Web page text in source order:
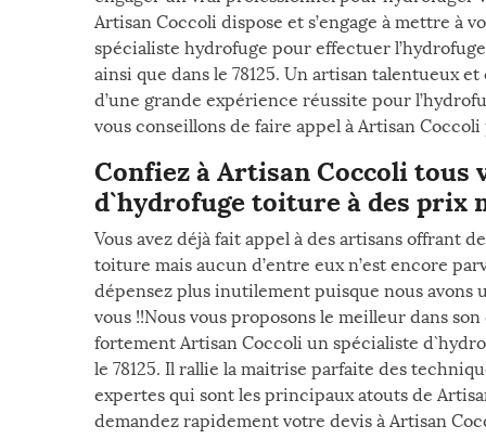
Artisan Coccoli dispose et s’engage à mettre à
spécialiste hydrofuge pour effectuer
ainsi que dans le 78125. Un artisan talentueux
d’une grande expérience réussite pour
vous conseillons de faire appel à Artisan
Confiez à Artisan Coccoli tous
d`hydrofuge toiture à des prix
Vous avez déjà fait appel à des artisans offrant
toiture mais aucun d’entre eux n’est encore
dépensez plus inutilement puisque nous avons
vous !!Nous vous proposons le meilleur dans
fortement Artisan Coccoli un spécialiste
le 78125. Il rallie la maitrise parfaite des
expertes qui sont les principaux atouts de
demandez rapidement votre devis à Artisan